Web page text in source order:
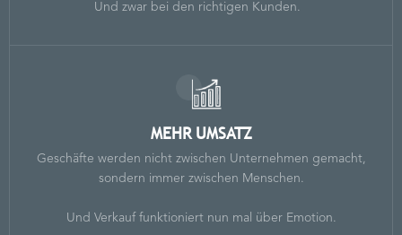
Und zwar bei den richtigen Kunden.
MEHR UMSATZ
Geschäfte werden nicht zwischen Unternehmen gemacht,
sondern immer zwischen Menschen.
Und Verkauf funktioniert nun mal über Emotion.